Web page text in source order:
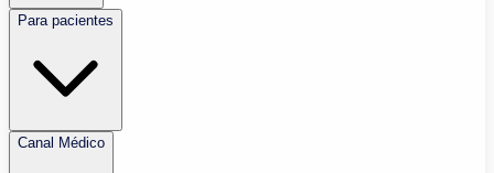
Para pacientes
Canal Médico